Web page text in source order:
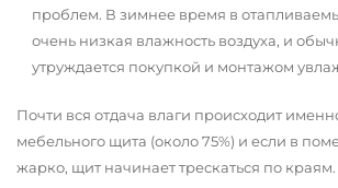
проблем. В зимнее время в
очень низкая влажность воздуха, и
утруждается покупкой и монтажом
Почти вся отдача влаги происходит
мебельного щита (около 75%) и если в
жарко, щит начинает трескаться по